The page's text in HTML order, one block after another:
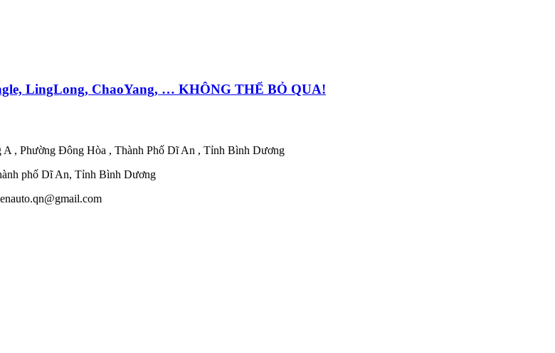
LingLong, ChaoYang, … KHÔNG THỂ BỎ QUA!
, Phường Đông Hòa , Thành Phố Dĩ An , Tỉnh Bình Dương
phố Dĩ An, Tỉnh Bình Dương